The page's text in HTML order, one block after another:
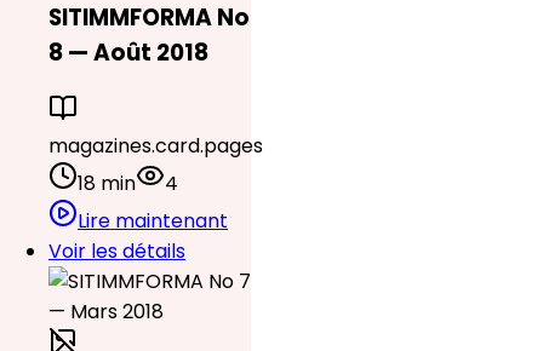
SITIMMFORMA No
8 — Août 2018
magazines.card.pages
18 min
4
Lire maintenant
Voir les détails